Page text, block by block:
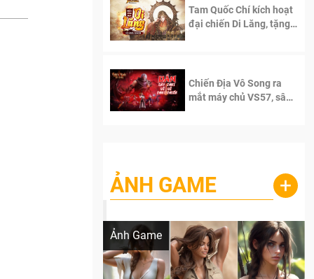
Tam Quốc Chí kích hoạt
đại chiến Di Lăng, tặng
Chiến Địa Vô Song ra
mắt máy chủ VS57, sân
ẢNH GAME +
Ảnh Game
Lala Croft vừa nóng vừa xinh dưới nét vẽ